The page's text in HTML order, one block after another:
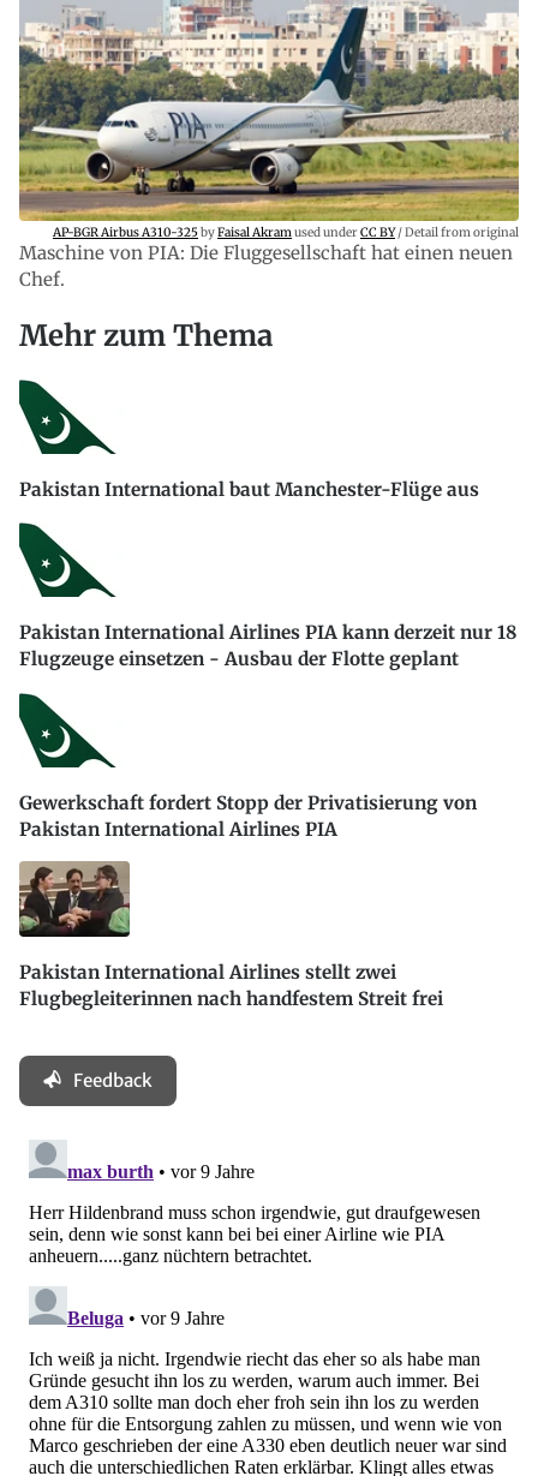
Maschine von PIA: Die Fluggesellschaft hat einen neuen
Chef.
AP-BGR Airbus A310-325byFaisal Akramused underCC BY/ Detail from original
Mehr zum Thema
Pakistan International baut Manchester-Flüge aus
Pakistan International Airlines PIA kann derzeit nur 18
Flugzeuge einsetzen - Ausbau der Flotte geplant
Gewerkschaft fordert Stopp der Privatisierung von
Pakistan International Airlines PIA
Pakistan International Airlines stellt zwei
Flugbegleiterinnen nach handfestem Streit frei
Feedback